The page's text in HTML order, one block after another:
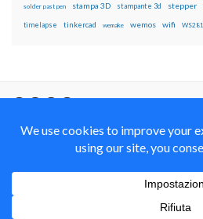
solder past pen stampa 3D stampante 3d stepper
timelapse tinkercad wemake wemos wifi
Alike 4.0 International
© 2012-2018 Mauro Alfieri Elettronica